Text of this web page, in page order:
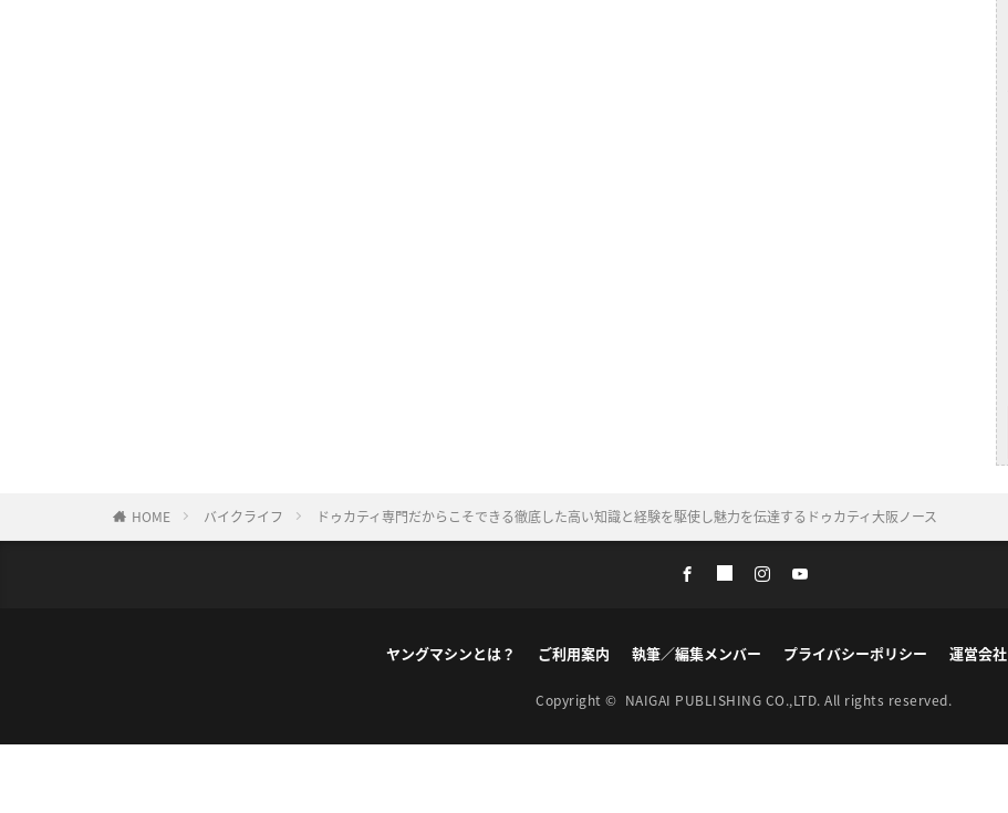
HOME バイクライフ ドゥカティ専門だからこそできる徹底した高い知識と経験を駆使し魅力を伝達するドゥカティ大阪ノース
ヤングマシンとは？ ご利用案内 執筆／編集メンバー プライバシーポリシー 運営会社
Copyright © NAIGAI PUBLISHING CO.,LTD. All rights reserved.